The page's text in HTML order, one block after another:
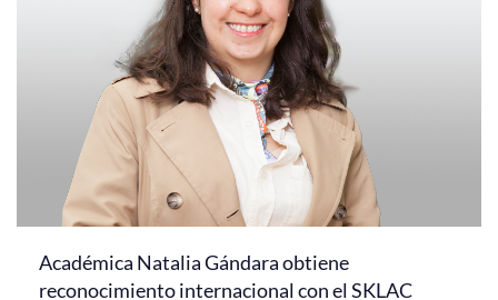
Académica Natalia Gándara obtiene
reconocimiento internacional con el SKLAC